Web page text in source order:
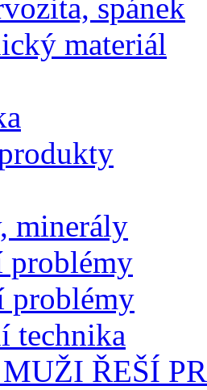
spánek
materiál
minerály
problémy
problémy
technika
ŘEŠÍ